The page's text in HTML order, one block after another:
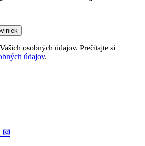
osobných údajov. Prečítajte si
údajov.